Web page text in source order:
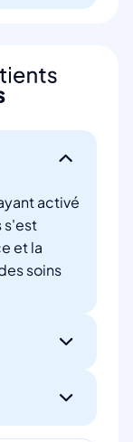
activé
s'est
et la
soins